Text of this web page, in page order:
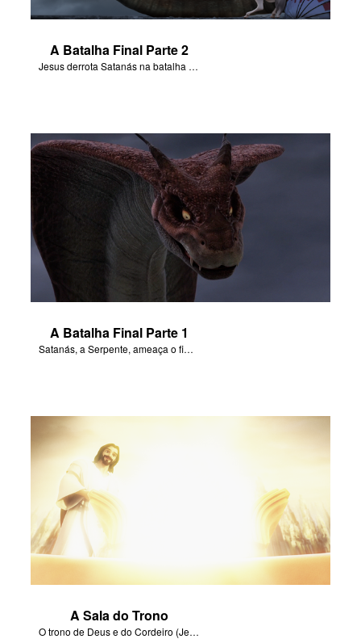
A Batalha Final Parte 2
Jesus derrota Satanás na batalha final no Armagedom.
A Batalha Final Parte 1
Satanás, a Serpente, ameaça o fim de todas as coisas.
A Sala do Trono
O trono de Deus e do Cordeiro (Jesus) será na terra.